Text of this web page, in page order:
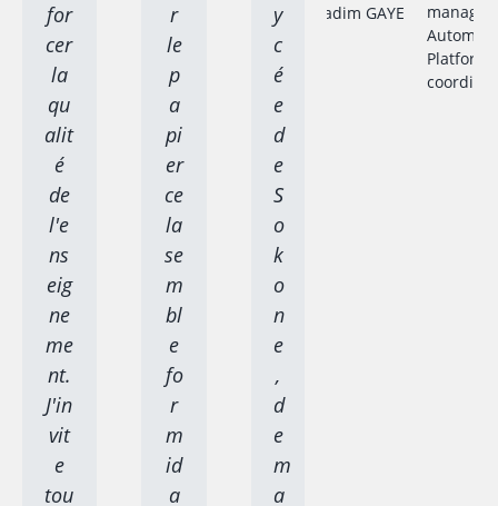
for
cer
la
qu
alit
é
de
l'e
ns
eig
ne
me
nt.
J'in
vit
e
tou
r
le
p
a
pi
er
ce
la
se
m
bl
e
fo
r
m
id
a
y
c
é
e
d
e
S
o
k
o
n
e
,
d
e
m
a
manager
Platform